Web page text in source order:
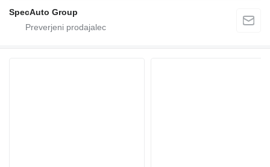
SpecAuto Group